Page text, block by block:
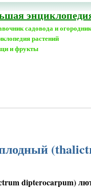
садовода и
растений
и фрукты
dipterocarpum)